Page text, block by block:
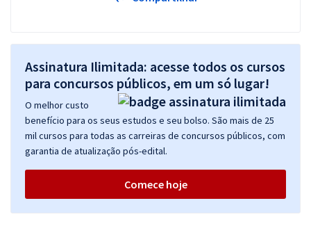
Assinatura Ilimitada: acesse todos os cursos
para concursos públicos, em um só lugar!
O melhor custo
benefício para os seus estudos e seu bolso. São mais de 25
mil cursos para todas as carreiras de concursos públicos, com
garantia de atualização pós-edital.
Comece hoje